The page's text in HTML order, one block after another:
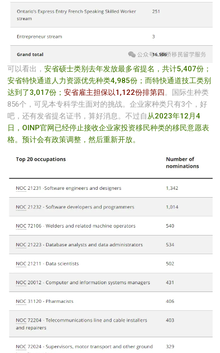
可以看出， 安省硕士类别去年发放最多省提名，共计5,407份；
安省特快通道人力资源优先种类4,985份 ；而特快通道技工类别
达到了3,017份； 安省雇主担保以1,122份排第四。国际生种类
856个，可见本专科学生面对的挑战。企业家种类只有3个，好
吧，还有发省提名证书，算好消息。不过自从2023年12月4
日，OINP官网已经停止接收企业家投资移民种类的移民意愿表
格。预计会有政策调整，然后重新开放。